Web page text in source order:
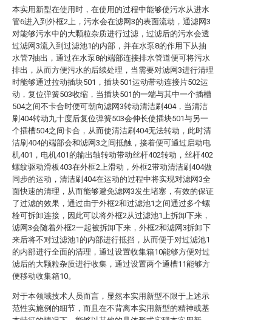
本实用新型在使用时，在使用的过程中能够使污水从进水
管6进入到外框2上，污水会在滤网3的表面流动，通滤网3
对能够污水中的大颗粒杂质进行过滤，过滤后的污水会透
过滤网3流入到过滤池1的内部，并在水泵8的作用下从抽
水管7抽出，通过在水泵8的端部连接排水管道便可将污水
排出，从而方便污水的后续处理，当需要对滤网3进行清理
时能够通过拉动插块501，插块501运动带动连接片502运
动，复位弹簧503收缩，当插块501的一端与其中一个插槽
504之间不卡合时便可朝向滤网3转动清洁刷404，当清洁
刷404转动九十度后复位弹簧503会伸长使插块501与另一
个插槽504之间卡合，从而使清洁刷404无法转动，此时清
洁刷404的端部会和滤网3之间抵触，接着便可通过启动电
机401，电机401的输出轴转动带动丝杆402转动，丝杆402
螺纹驱动滑板403在外框2上滑动，外框2带动清洁刷404做
同步的运动，清洁刷404在运动的过程中将实现对滤网3全
面快速的清理，从而能够避免滤网3发生堵塞，有效的保证
了过滤的效果，通过由于外框2和过滤池1之间通过多个螺
栓可拆卸连接，因此可以将外框2从过滤池1上拆卸下来，
滤网3会随着外框2一起被拆卸下来，外框2和滤网3拆卸下
来后将不对过滤池1的内部进行抵挡，从而便于对过滤池1
的内部进行全面的清理，通过设置收集箱10能够方便对过
滤后的大颗粒杂质进行收集，通过设置两个通槽11能够方
便移动收集箱10。
对于本领域技术人员而言，显然本实用新型不限于上述示
范性实施例的细节，而且在不背离本实用新型的精神或基